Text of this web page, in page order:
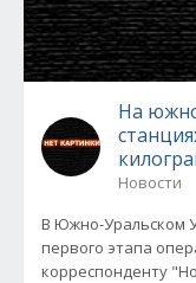
На
Новости
В Южно-Уральском
первого этапа
корреспонденту